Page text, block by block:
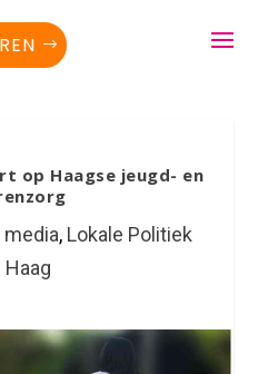
op Haagse jeugd- en
media, Lokale Politiek
Haag